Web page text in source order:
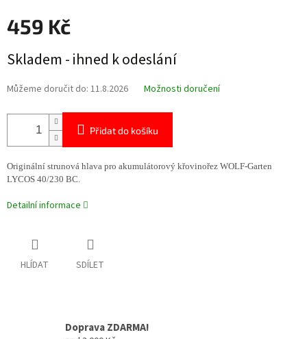
459 Kč
cena:
Skladem - ihned k odeslání
Můžeme doručit do: 11.8.2026 Možnosti doručení
Přidat do košíku
Originální strunová hlava pro akumulátorový křovinořez WOLF-Garten
LYCOS 40/230 BC.
Detailní informace
HLÍDAT SDÍLET
Doprava ZDARMA!